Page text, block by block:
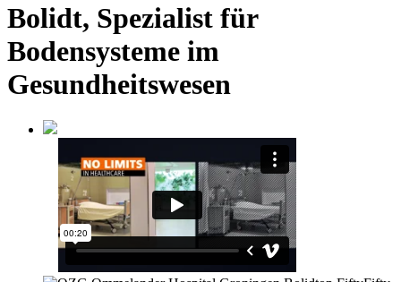
Bolidt, Spezialist für
Bodensysteme im
Gesundheitswesen